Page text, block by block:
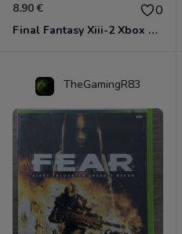
8.90 € 0
Final Fantasy Xiii-2 Xbox 360
TheGamingR83